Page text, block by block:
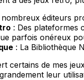
nombreux éditeurs
: Des plateformes
parfois onéreux
: La Bibliothèque
certains de mes
leur